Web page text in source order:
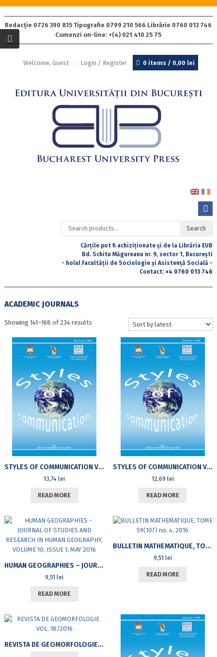
Redacție 0726 390 815 Tipografie 0799 210 566 Librărie 0760 013 746
Comenzi on-line: +(4) 021 410 25 75
Welcome, Guest Login / Register 0 items / 0,00 lei
Search
for:
Search
Cărțile pot fi achiziționate și de la Librăria EUB
Bd. Schitu Măgureanu nr. 9, sector 1, București
- holul Facultății de Sociologie și Asistență Socială -
Contact: +4 0760 013 746
ACADEMIC JOURNALS
Showing 141–168 of 234 resultsSorted
latest
STYLES OF COMMUNICATION VOLUME 8, ISSUE NO. 1/2016
13,74lei
READ MORE
STYLES OF COMMUNICATION VOLUME 8, ISSUE NO. 2/2016
12,69 lei
READ MORE
HUMAN GEOGRAPHIES – JOURNAL OF STUDIES AND RESEARCH IN HUMAN GEOGRAPHY, VOLUME 10, ISSUE 1, MAY 2016
9,51lei
READ MORE
BULLETIN MATHEMATIQUE, TOME 59(107) NO. 4, 2016
9,51 lei
READ MORE
REVISTA DE GEOMORFOLOGIE VOL. 18/2016